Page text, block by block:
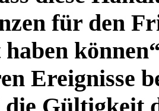
für den
Ereignisse